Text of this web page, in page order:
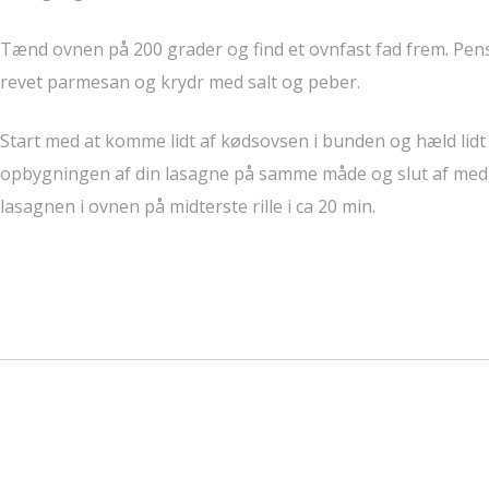
Tænd ovnen på 200 grader og find et ovnfast fad frem.
revet parmesan og krydr med salt og peber.
Start med at komme lidt af kødsovsen i bunden og hæld
opbygningen af din lasagne på samme måde og slut af
lasagnen i ovnen på midterste rille i ca 20 min.